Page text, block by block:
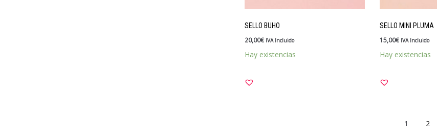
SELLO BUHO
20,00€ IVA Incluido
Hay existencias
SELLO MINI PLUMA
15,00€ IVA Incluido
Hay existencias
1 2